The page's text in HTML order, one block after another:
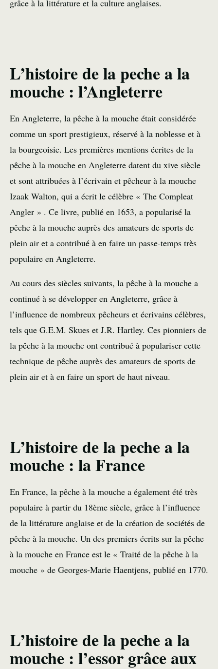
grâce à la littérature et la culture anglaises.
L’histoire de la peche a la
mouche : l’Angleterre
En Angleterre, la pêche à la mouche était considérée
comme un sport prestigieux, réservé à la noblesse et à
la bourgeoisie. Les premières mentions écrites de la
pêche à la mouche en Angleterre datent du xive siècle
et sont attribuées à l’écrivain et pêcheur à la mouche
Izaak Walton, qui a écrit le célèbre « The Compleat
Angler » . Ce livre, publié en 1653, a popularisé la
pêche à la mouche auprès des amateurs de sports de
plein air et a contribué à en faire un passe-temps très
populaire en Angleterre.
Au cours des siècles suivants, la pêche à la mouche a
continué à se développer en Angleterre, grâce à
l’influence de nombreux pêcheurs et écrivains célèbres,
tels que G.E.M. Skues et J.R. Hartley. Ces pionniers de
la pêche à la mouche ont contribué à populariser cette
technique de pêche auprès des amateurs de sports de
plein air et à en faire un sport de haut niveau.
L’histoire de la peche a la
mouche : la France
En France, la pêche à la mouche a également été très
populaire à partir du 18ème siècle, grâce à l’influence
de la littérature anglaise et de la création de sociétés de
pêche à la mouche. Un des premiers écrits sur la pêche
à la mouche en France est le « Traité de la pêche à la
mouche » de Georges-Marie Haentjens, publié en 1770.
L’histoire de la peche a la
mouche : l’essor grâce aux